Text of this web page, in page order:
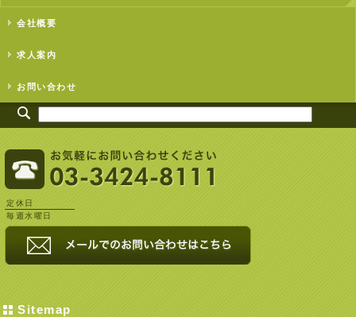
会社概要
求人案内
お問い合わせ
定休日
毎週水曜日
Sitemap